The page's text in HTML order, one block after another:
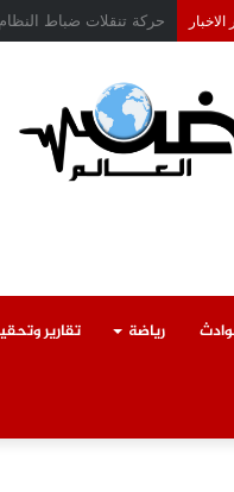
الاخبار محافظ القليوبية يتابع
رياضة تقارير